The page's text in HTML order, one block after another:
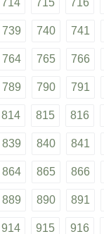
714 715 716
739 740 741
764 765 766
789 790 791
814 815 816
839 840 841
864 865 866
889 890 891
914 915 916